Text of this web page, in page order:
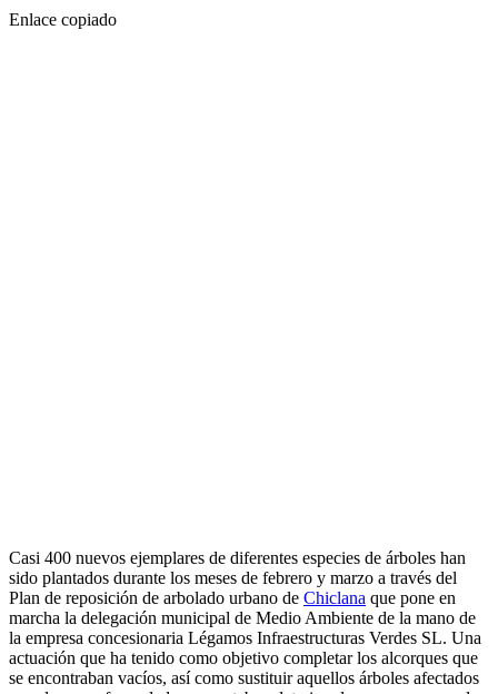
Enlace copiado
Casi 400 nuevos ejemplares de diferentes especies de árboles han
sido plantados durante los meses de febrero y marzo a través del
Plan de reposición de arbolado urbano de Chiclana que pone en
marcha la delegación municipal de Medio Ambiente de la mano de
la empresa concesionaria Légamos Infraestructuras Verdes SL. Una
actuación que ha tenido como objetivo completar los alcorques que
se encontraban vacíos, así como sustituir aquellos árboles afectados